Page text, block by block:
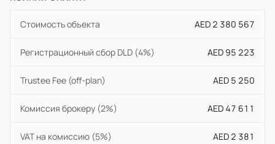
Стоимость объекта AED 2 380 567
Регистрационный сбор DLD (4%) AED 95 223
Trustee Fee (off-plan) AED 5 250
Комиссия брокеру (2%) AED 47 611
VAT на комиссию (5%) AED 2 381